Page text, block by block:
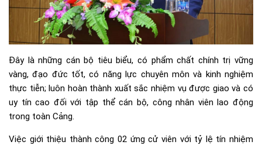
Đây là những cán bộ tiêu biểu, có phẩm chất chính trị vững
vàng, đạo đức tốt, có năng lực chuyên môn và kinh nghiệm
thực tiễn; luôn hoàn thành xuất sắc nhiệm vụ được giao và có
uy tín cao đối với tập thể cán bộ, công nhân viên lao động
trong toàn Cảng.
Việc giới thiệu thành công 02 ứng cử viên với tỷ lệ tín nhiệm